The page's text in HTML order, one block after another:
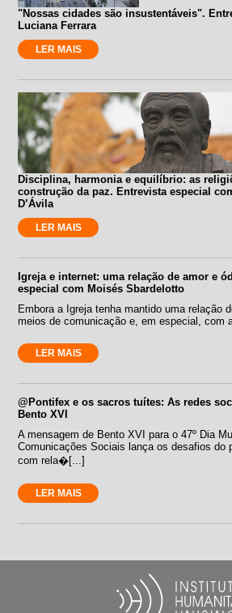
"Nossas cidades são insustentáveis".
Luciana Ferrara
LER MAIS
Disciplina, harmonia e equilíbrio: as
construção da paz. Entrevista especial
D’Ávila
LER MAIS
Igreja e internet: uma relação de amor e
especial com Moisés Sbardelotto
Embora a Igreja tenha mantido uma relação
meios de comunicação e, em especial, com
LER MAIS
@Pontifex e os sacros tuítes: As redes
Bento XVI
A mensagem de Bento XVI para o 47º Dia
Comunicações Sociais lança os desafios do
com rela�[...]
LER MAIS